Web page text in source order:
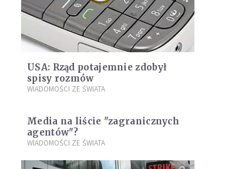
USA: Rząd potajemnie zdobył
spisy rozmów
WIADOMOŚCI ZE ŚWIATA
Media na liście "zagranicznych
agentów"?
WIADOMOŚCI ZE ŚWIATA